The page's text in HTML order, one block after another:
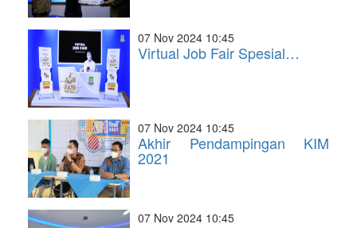
07 Nov 2024 10:45
Virtual Job Fair Spesial…
07 Nov 2024 10:45
Akhir Pendampingan KIM
2021
07 Nov 2024 10:45